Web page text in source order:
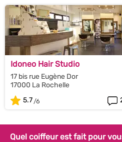
Idoneo Hair Studio
17 bis rue Eugène Dor
17000 La Rochelle
5.7
Quel coiffeur est fait pour